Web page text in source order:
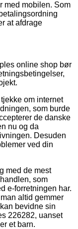
med mobilen. Som
at afdrage
online shop bør
om internet
som burde
de danske
nu og da
Desuden
ved din
med de mest
som
e-forretningen har.
altid gemmer
bevidne sin
226282, uanset
et barn.